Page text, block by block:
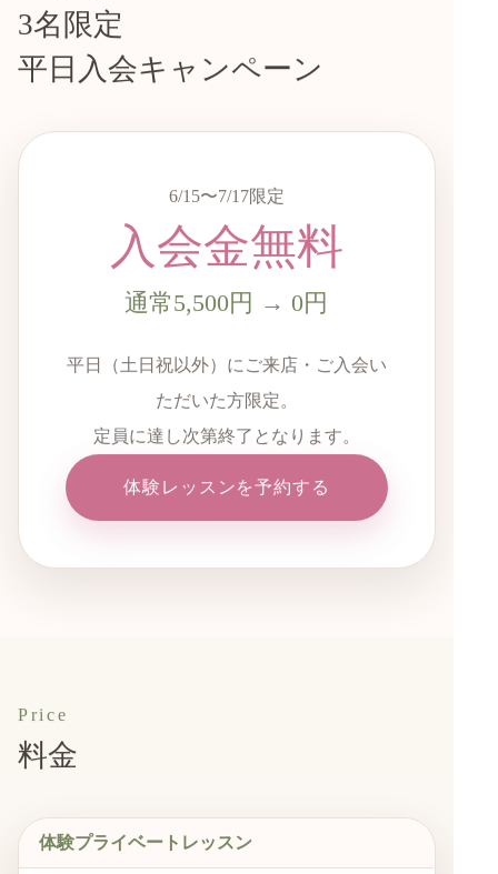
3名限定
平日入会キャンペーン
6/15〜7/17限定
入会金無料
通常5,500円 → 0円
平日（土日祝以外）にご来店・ご入会い
ただいた方限定。
定員に達し次第終了となります。
体験レッスンを予約する
Price
料金
体験プライベートレッスン